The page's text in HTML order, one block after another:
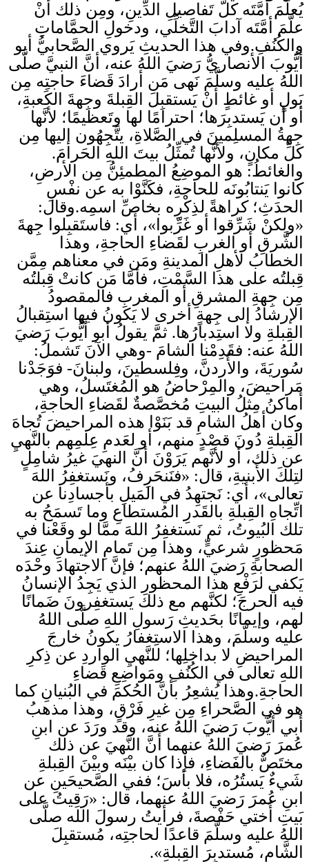
يُعلِّمَ أُمَّتَه كلَّ تَفاصيلِ الدِّينِ، ومِن ذلك أنْ
علَّمَ أمَّتَه آدابَ التَّخلِّي، ودخولِ الحمَّاماتِ
والكُنُفِ.وفي هذا الحديثِ يَروي الصَّحابيُّ أبو
أيُّوبَ الأنصاريُّ رَضيَ اللهُ عنه، أنَّ النبيَّ صلَّى
اللهُ عليه وسلَّمَ نَهى مَن أرادَ قَضاءَ حاجتِه مِن
بَولٍ أو غائطٍ أنْ يَستقبِلَ القِبلةَ وجِهةَ الكَعبةِ،
أو أن يَستدبِرَها؛ احترامًا لها وتَعظيمًا؛ لأنَّها
جِهةُ المسلِمينَ في الصَّلاةِ، يتَّجِهُون إليها مِن
كلِّ مكانٍ، ولأنَّها تُمثِّلُ بيتَ اللهِ الحَرامَ.
والغائطُ: هو الموضِعُ المطمئِنُّ مِن الأرضِ،
كانوا يَنتابُونَه للحاجةِ، فكَنَّوْا به عن نفْسِ
الحدَثِ؛ كراهةً لذِكْرِه بخاصِّ اسمِه.وقال:
«ولكنْ شَرِّقوا أو غَرِّبوا»، أي: فاستَقبِلوا جِهةَ
الشَّرقِ أو الغربِ لقَضاءِ الحاجةِ، وهذا
الخطابُ لأهلِ المدينةِ ومَن في معناهم مِمَّن
قِبلتُه على هذا السَّمْتِ، فأمَّا مَن كانتْ قِبلتُه
مِن جِهةِ المشرقِ أو المغربِ فالمقصودُ
الإرشادُ إلى جِهةٍ أخرى لا يَكونُ فيها استِقبالُ
القِبلةِ ولا استِدبارُها. ثمَّ يقولُ أبو أيُّوبَ رَضيَ
اللهُ عنه: فقَدِمْنا الشامَ -وهي الآنَ تَشملُ:
سُوريَةَ، والأُردنَّ، وفِلسطينَ، ولبنانَ- فوَجَدْنا
مَراحيضَ، والمِرْحاضُ هو المُغتَسلُ، وهي
أماكنُ مِثلُ البيتِ مُخصَّصةٌ لقَضاءِ الحاجةِ،
وكان أهلُ الشامِ قد بَنَوْا هذه المراحيضَ تُجاهَ
القِبلةِ دُونَ قصْدٍ منهم، أو لعَدمِ عِلمِهم بالنَّهيِ
عن ذلك، أو لأنَّهم يَرَوْنَ أنَّ النهيَ غيرُ شامِلٍ
لتِلكَ الأَبنيةِ، قال: «فنَنحَرِفُ، ونَستغفِرُ اللهَ
تعالى»، أي: نَجتهِدُ في المَيلِ بأجسادِنا عن
اتِّجاهِ القِبلةِ بالقَدرِ المُستطاعِ وما تَسمَحُ به
تلك البُيوتُ، ثم نَستغفِرُ اللهَ ممَّا لو وقَعْنا في
مَحظورٍ شرعيٍّ، وهذا مِن تَمامِ الإيمانِ عِندَ
الصحابةِ رَضيَ اللهُ عنهم؛ فإنَّ الاجتهادَ وحْدَه
يَكفي لرَفْعِ هذا المحظورِ الذي يَجِدُ الإنسانُ
فيه الحرجَ؛ لكنَّهم مع ذلك يَستغفِرونَ ضَمانًا
لهم، وإيمانًا بحَديثِ رَسولِ اللهِ صلَّى اللهُ
عليه وسلَّمَ، وهذا الاستِغفارُ يكونُ خارجَ
المراحيضِ لا بداخلِها؛ للنَّهيِ الواردِ عن ذِكرِ
اللهِ تعالى في الكُنُفِ ومَواضِعِ قَضاءِ
الحاجةِ.وهذا يُشعِرُ بأنَّ الحُكمَ في البُنيانِ كما
هو في الصَّحراءِ مِن غيرِ فَرْقٍ، وهذا مذهبُ
أبي أيُّوبَ رَضيَ اللهُ عنه، وقد ورَدَ عن ابنِ
عُمرَ رَضيَ اللهُ عنهما أنَّ النَّهيَ عن ذلك
مختَصٌّ بالفَضاءِ، فإذا كان بيْنَه وبيْنَ القِبلةِ
شَيءٌ يَستُرُه، فلا بأسَ؛ ففي الصَّحيحَينِ عن
ابنِ عُمرَ رَضيَ اللهُ عنهما، قال: «رَقِيتُ على
بَيتِ أُختي حَفْصةَ، فرأيتُ رسولَ الله صلَّى
اللهُ عليه وسلَّمَ قاعدًا لحاجتِه، مُستقبِلَ
الشَّامِ، مُستدبِرَ القِبلةِ».